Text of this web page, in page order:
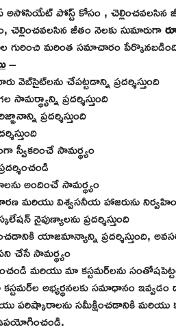
అసోసియేట్ పోస్ట్ కోసం , చెల్లించవలసిన
జీతం నెలకు సుమారుగా
గురించి మరింత సమాచారం
–
చేపట్టడాన్ని ప్రదర్శిస్తుంది
ప్రదర్శిస్తుంది
ప్రదర్శిస్తుంది
స్వీకరించే సామర్థ్యం
అందించే సామర్థ్యం
మరియు విశ్వసనీయ హాజరును
నైపుణ్యాలను ప్రదర్శిస్తుంది
యాజమాన్యాన్ని ప్రదర్శిస్తుంది,
చేసే సామర్థ్యం
మరియు మా కస్టమర్‌లను
అభ్యర్థనలకు సమాధానం ఇవ్వడం
సమీక్షించడానికి మరియు